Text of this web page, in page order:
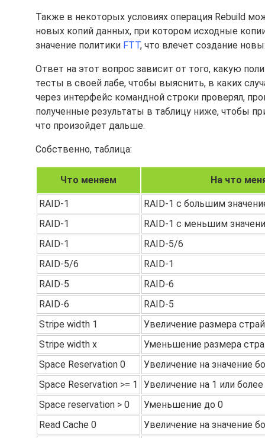
Также в некоторых условиях операция Rebuild
новых копий данных, при котором исходные
значение политики FTT, что влечет создание
Ответ на этот вопрос зависит от того, какую
тесты в своей лабе, чтобы выяснить, в каких
через интерфейс командной строки проверял,
полученные результаты в таблицу ниже, чтобы
что произойдет дальше.
Собственно, таблица:
Что меняем На что
RAID-1
RAID-1 с большим
RAID-1
RAID-1 с меньшим
RAID-1
RAID-5/6
RAID-5/6
RAID-1
RAID-5
RAID-6
RAID-6
RAID-5
Stripe width 1
Увеличение размера
Stripe width x
Уменьшение размера
Space Reservation 0
Увеличение на значение
Space Reservation >= 1
Увеличение на 1 или более
Space reservation > 0
Уменьшение до 0
Read Cache 0
Увеличение на значение